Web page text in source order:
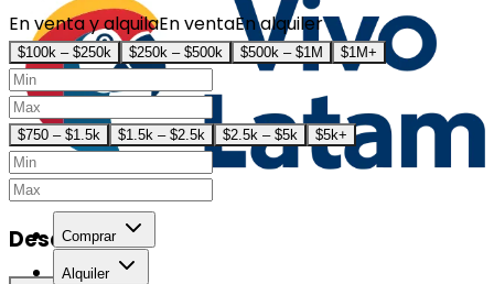
Comprar
Alquiler
En venta y alquilaEn ventaEn alquiler
$100k – $250k $250k – $500k $500k – $1M $1M+
$750 – $1.5k $1.5k – $2.5k $2.5k – $5k $5k+
Desarrollo